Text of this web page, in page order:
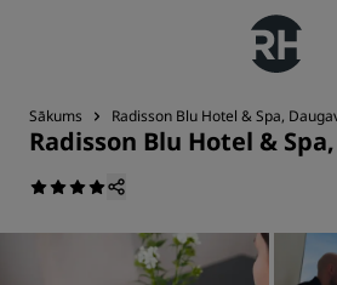
Sākums Radisson Blu Hotel & Spa,
Radisson Blu Hotel &